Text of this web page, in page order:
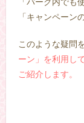
「キャンペーン
このような疑問
ーン」を利用し
ご紹介します。